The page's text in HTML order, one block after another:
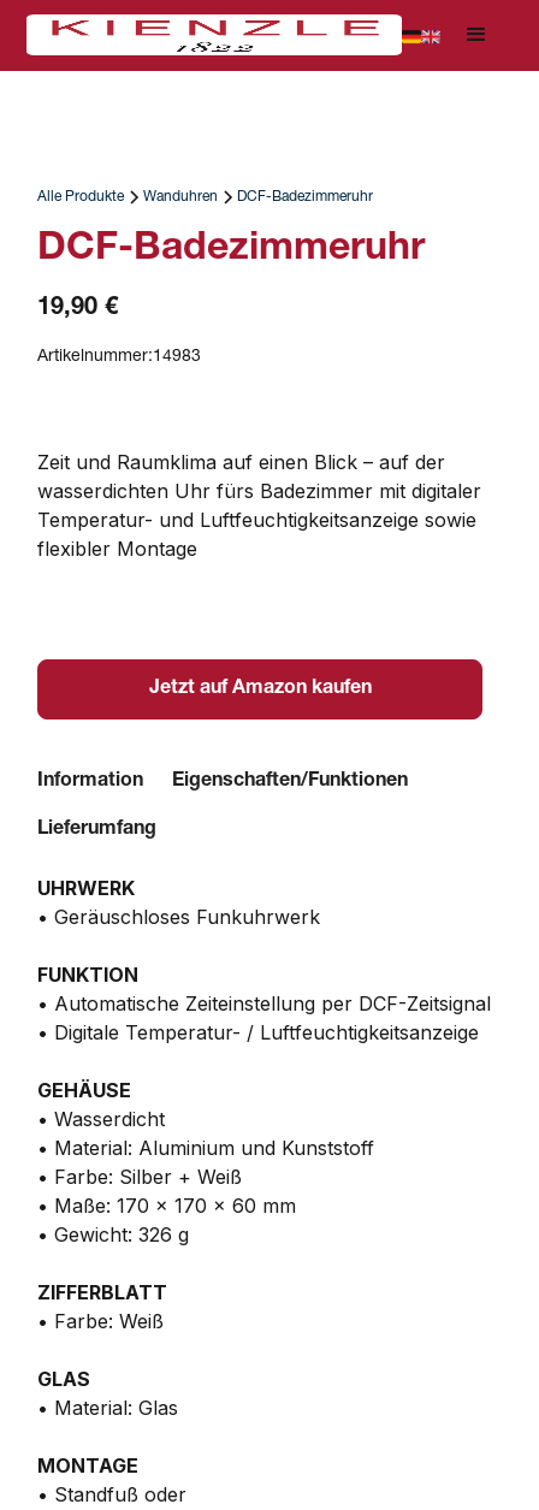
Alle Produkte Wanduhren DCF-Badezimmeruhr
DCF-Badezimmeruhr
19,90 €
Artikelnummer:14983
Zeit und Raumklima auf einen Blick – auf der
wasserdichten Uhr fürs Badezimmer mit digitaler
Temperatur- und Luftfeuchtigkeitsanzeige sowie
flexibler Montage
Jetzt auf Amazon kaufen
Information Eigenschaften/Funktionen
Lieferumfang
UHRWERK
• Geräuschloses Funkuhrwerk
FUNKTION
• Automatische Zeiteinstellung per DCF-Zeitsignal
• Digitale Temperatur- / Luftfeuchtigkeitsanzeige
GEHÄUSE
• Wasserdicht
• Material: Aluminium und Kunststoff
• Farbe: Silber + Weiß
• Maße: 170 x 170 x 60 mm
• Gewicht: 326 g
ZIFFERBLATT
• Farbe: Weiß
GLAS
• Material: Glas
MONTAGE
• Standfuß oder